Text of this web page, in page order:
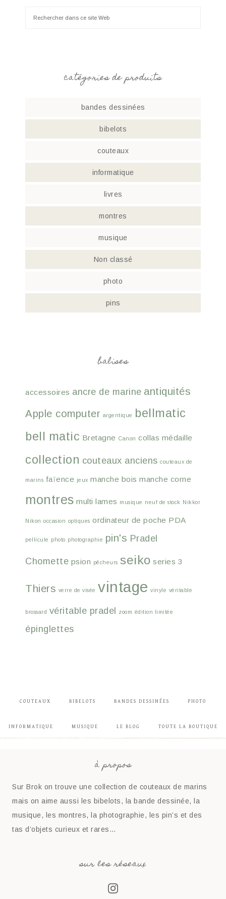
catégories de produits
bandes dessinées
bibelots
couteaux
informatique
livres
montres
musique
Non classé
photo
pins
balises
accessoires ancre de marine antiquités
Apple computer argentique
bellmatic
bell matic Bretagne Canon collas médaille
collection couteaux anciens couteaux de
marins faïence jeux manche bois manche corne
montres multi lames musique neuf de stock Nikkor
Nikon occasion optiques ordinateur de poche PDA
pellicule photo photographie pin's Pradel
Chomette psion pêcheurs seiko series 3
Thiers verre de visée vintage vinyle véritable
brossard véritable pradel zoom édition limitée
épinglettes
COUTEAUX BIBELOTS BANDES DESSINÉES PHOTO
INFORMATIQUE MUSIQUE LE BLOG TOUTE LA BOUTIQUE
à propos
Sur Brok on trouve une collection de couteaux de marins
mais on aime aussi les bibelots, la bande dessinée, la
musique, les montres, la photographie, les pin’s et des
tas d’objets curieux et rares…
sur les réseaux